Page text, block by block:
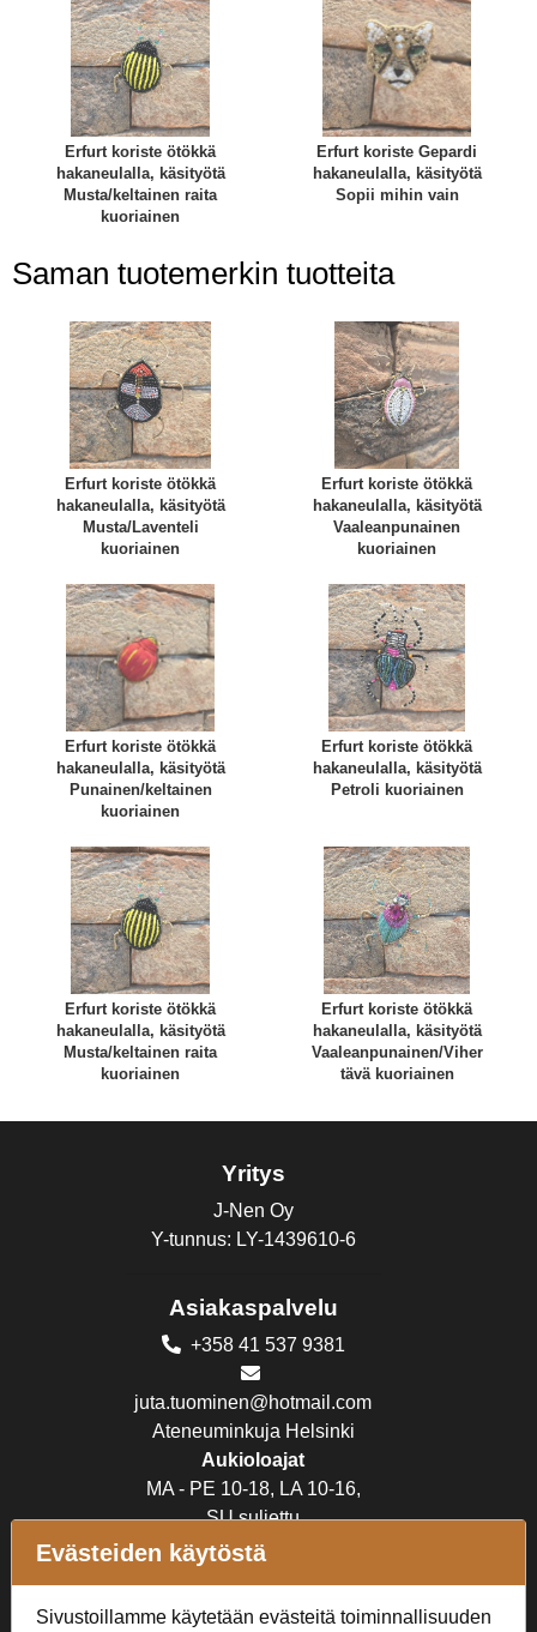
Erfurt koriste ötökkä
hakaneulalla, käsityötä
Musta/keltainen raita
kuoriainen
Erfurt koriste Gepardi
hakaneulalla, käsityötä
Sopii mihin vain
Saman tuotemerkin tuotteita
Erfurt koriste ötökkä
hakaneulalla, käsityötä
Musta/Laventeli
kuoriainen
Erfurt koriste ötökkä
hakaneulalla, käsityötä
Vaaleanpunainen
kuoriainen
Erfurt koriste ötökkä
hakaneulalla, käsityötä
Punainen/keltainen
kuoriainen
Erfurt koriste ötökkä
hakaneulalla, käsityötä
Petroli kuoriainen
Erfurt koriste ötökkä
hakaneulalla, käsityötä
Musta/keltainen raita
kuoriainen
Erfurt koriste ötökkä
hakaneulalla, käsityötä
Vaaleanpunainen/Viher
tävä kuoriainen
Yritys
J-Nen Oy
Y-tunnus: LY-1439610-6
Asiakaspalvelu
+358 41 537 9381
juta.tuominen@hotmail.com
Ateneuminkuja Helsinki
Aukioloajat
MA - PE 10-18, LA 10-16,
SU suljettu
Verkkokauppa
Tilaus- ja toimitusehdot
Evästeiden käytöstä
Sivustoillamme käytetään evästeitä toiminnallisuuden